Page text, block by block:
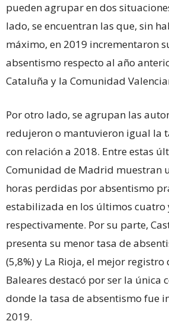
pueden agrupar en dos
lado, se encuentran las que, sin
máximo, en 2019 incrementaron
absentismo respecto al año
Cataluña y la Comunidad
Por otro lado, se agrupan las
redujeron o mantuvieron igual la
con relación a 2018. Entre estas
Comunidad de Madrid muestran
horas perdidas por absentismo
estabilizada en los últimos cuatro
respectivamente. Por su parte,
presenta su menor tasa de
(5,8%) y La Rioja, el mejor registro
Baleares destacó por ser la única
donde la tasa de absentismo fue
2019.